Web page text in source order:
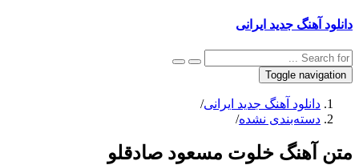
دانلود آهنگ جدید ایرانی
Toggle navigation
دانلود آهنگ جدید ایرانی/
دسته‌بندی نشده/
متن آهنگ خلوت مسعود صادقلو